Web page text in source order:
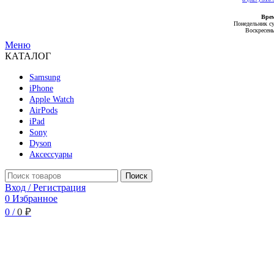
Понедельник
Меню
КАТАЛОГ
Samsung
iPhone
Apple Watch
AirPods
iPad
Sony
Dyson
Аксессуары
Поиск
Вход / Регистрация
0 Избранное
0 / 0 ₽